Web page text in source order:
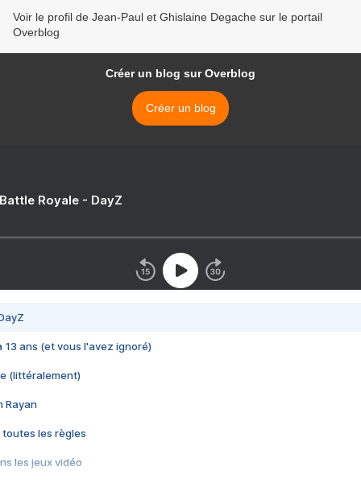
Voir le profil de Jean-Paul et Ghislaine Degache sur le portail
Overblog
Créer un blog sur Overblog
Créer un blog
Royale - DayZ
13 ans (et vous l'avez ignoré)
(littéralement)
Rayan
toutes les règles
les jeux vidéo